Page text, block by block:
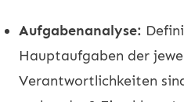
Aufgabenanalyse:
Hauptaufgaben der
Verantwortlichkeiten